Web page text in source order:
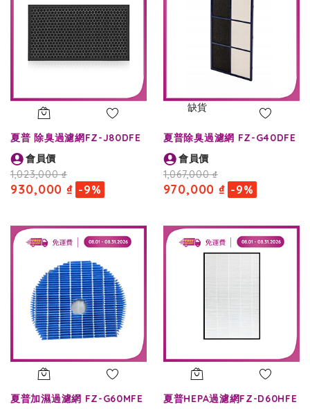
夏普 除臭過濾網FZ-J80DFE
會員價
1,023,000 ₫
930,000 ₫ -9%
缺貨
夏普除臭過濾網 FZ-G40DFE
會員價
1,067,000 ₫
970,000 ₫ -9%
夏普加濕過濾網 FZ-G60MFE
夏普HEPA過濾網FZ-D60HFE